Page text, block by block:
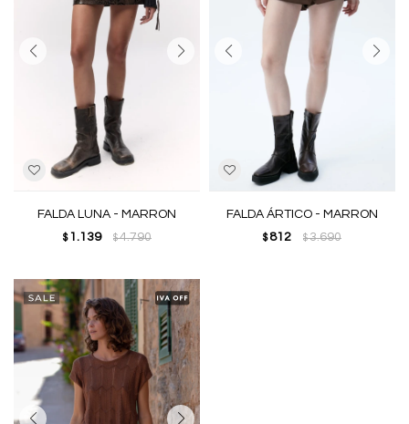
FALDA LUNA - MARRON
$ 1.139 $4.790
FALDA ÁRTICO - MARRON
$ 812 $3.690